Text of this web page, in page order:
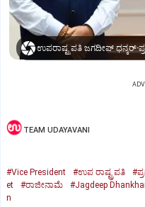
TEAM UDAYAVANI
#Vice President #ಉಪ ರಾಷ್ಟ್ರಪತಿ
et
#ರಾಜೀನಾಮೆ #Jagdeep
n